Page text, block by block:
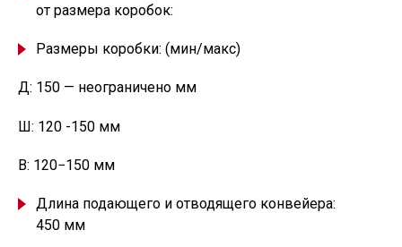
от размера коробок:
Размеры коробки: (мин/макс)
Д: 150 — неограничено мм
Ш: 120 -150 мм
В: 120−150 мм
Длина подающего и отводящего конвейера:
450 мм